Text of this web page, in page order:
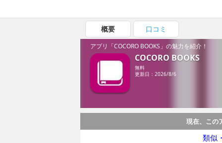
概要 口コミ
アプリ「COCORO BOOKS」の魅力を紹介！
COCORO BOOKS
無料
更新日：2026/8/6
現在、この
類似